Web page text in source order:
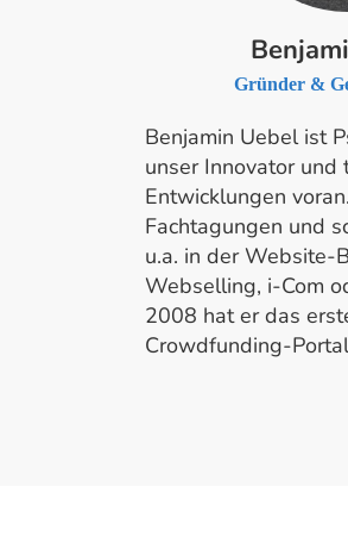
Gründer &
Benjamin Uebel ist
unser Innovator und
Entwicklungen
Fachtagungen und
u.a. in der Website-
Webselling, i-Com
2008 hat er das
Crowdfunding-